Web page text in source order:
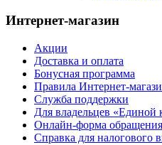
Интернет-магазин
Акции
Доставка и оплата
Бонусная программа
Правила Интернет-
Служба поддержки
Для владельцев «Единой
Онлайн-форма обращения
Справка для налогового